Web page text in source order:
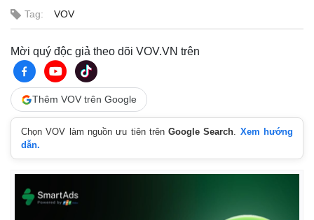
Thế giới
Cuộc sống đó đây
Hồ sơ
Multimedia
Tag: VOV
Mời quý độc giả theo dõi VOV.VN trên
Thêm VOV trên Google
Chọn VOV làm nguồn ưu tiên trênGoogle Search. Xem hướng
dẫn.